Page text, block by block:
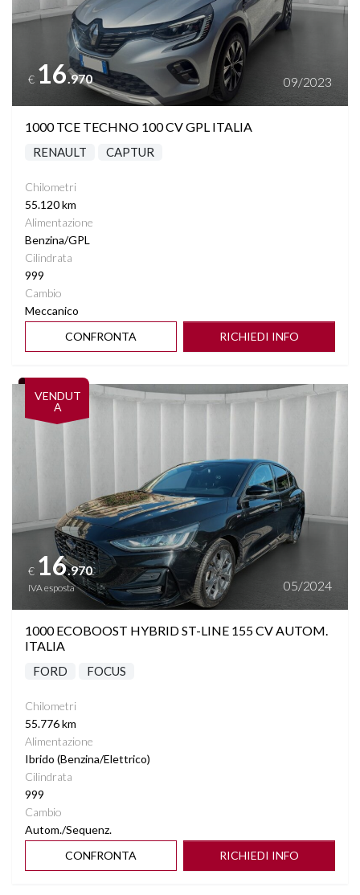
€ 16.970 09/2023
1000 TCE TECHNO 100 CV GPL ITALIA
RENAULT CAPTUR
Chilometri
55.120 km
Alimentazione
Benzina/GPL
Cilindrata
999
Cambio
Meccanico
CONFRONTA
RICHIEDI INFO
VENDUT
A
Vedi dettagli
€ 16.970
IVA esposta 05/2024
1000 ECOBOOST HYBRID ST-LINE 155 CV AUTOM.
ITALIA
FORD FOCUS
Chilometri
55.776 km
Alimentazione
Ibrido (Benzina/Elettrico)
Cilindrata
999
Cambio
Autom./Sequenz.
CONFRONTA
RICHIEDI INFO